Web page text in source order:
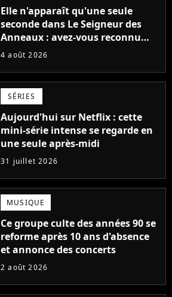
Elle n'apparaît qu'une seule
seconde dans Le Seigneur des
Anneaux : avez-vous reconnu
cette légende du cinéma dans la
4 août 2026
SÉRIES
Aujourd'hui sur Netflix : cette
mini-série intense se regarde en
une seule après-midi
31 juillet 2026
MUSIQUE
Ce groupe culte des années 90 se
reforme après 10 ans d'absence
et annonce des concerts
2 août 2026